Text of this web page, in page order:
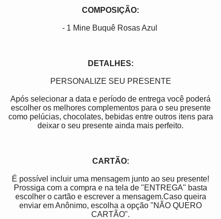
COMPOSIÇÃO:
- 1 Mine Buquê Rosas Azul
DETALHES:
PERSONALIZE SEU PRESENTE
Após selecionar a data e período de entrega você poder
escolher os melhores complementos para o seu presente
como pelúcias, chocolates, bebidas entre outros itens para
deixar o seu presente ainda mais perfeito.
CARTÃO:
É possível incluir uma mensagem junto ao seu presente!
Prossiga com a compra e na tela de "ENTREGA" basta
escolher o cartão e escrever a mensagem.Caso queira
enviar em Anônimo, escolha a opção "NÃO QUERO
CARTÃO".